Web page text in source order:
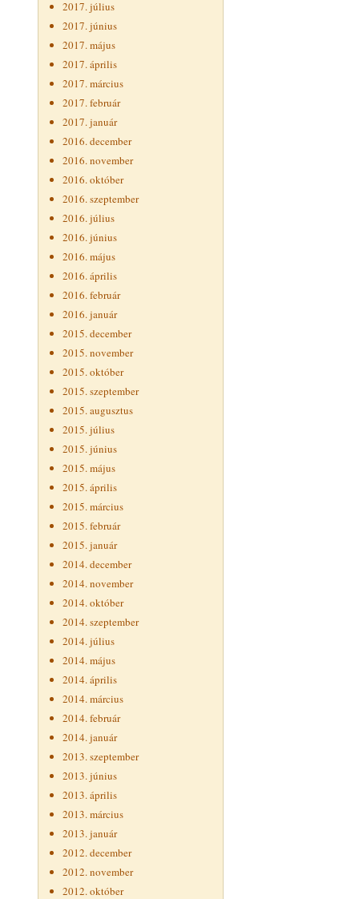
2017. július
2017. június
2017. május
2017. április
2017. március
2017. február
2017. január
2016. december
2016. november
2016. október
2016. szeptember
2016. július
2016. június
2016. május
2016. április
2016. február
2016. január
2015. december
2015. november
2015. október
2015. szeptember
2015. augusztus
2015. július
2015. június
2015. május
2015. április
2015. március
2015. február
2015. január
2014. december
2014. november
2014. október
2014. szeptember
2014. július
2014. május
2014. április
2014. március
2014. február
2014. január
2013. szeptember
2013. június
2013. április
2013. március
2013. január
2012. december
2012. november
2012. október